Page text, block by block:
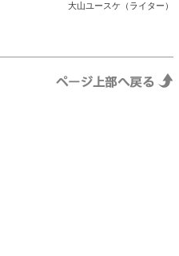
大山ユースケ（ライター）